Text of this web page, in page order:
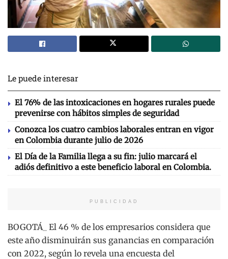
Le puede interesar
El 76% de las intoxicaciones en hogares rurales puede
prevenirse con hábitos simples de seguridad
Conozca los cuatro cambios laborales entran en vigor
en Colombia durante julio de 2026
El Día de la Familia llega a su fin: julio marcará el
adiós definitivo a este beneficio laboral en Colombia.
PUBLICIDAD
BOGOTÁ_ El 46 % de los empresarios considera que
este año disminuirán sus ganancias en comparación
con 2022, según lo revela una encuesta del